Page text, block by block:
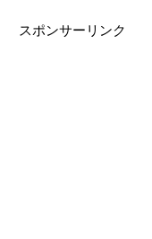
スポンサーリンク